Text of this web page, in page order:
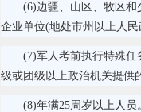
(6)边疆、山区、牧区
企业单位(地处市州以上人
(7)军人考前执行特殊
级或团级以上政治机关提供
(8)年满25周岁以上人员